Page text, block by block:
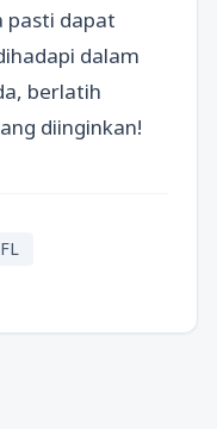
pasti dapat
dalam
berlatih
diinginkan!